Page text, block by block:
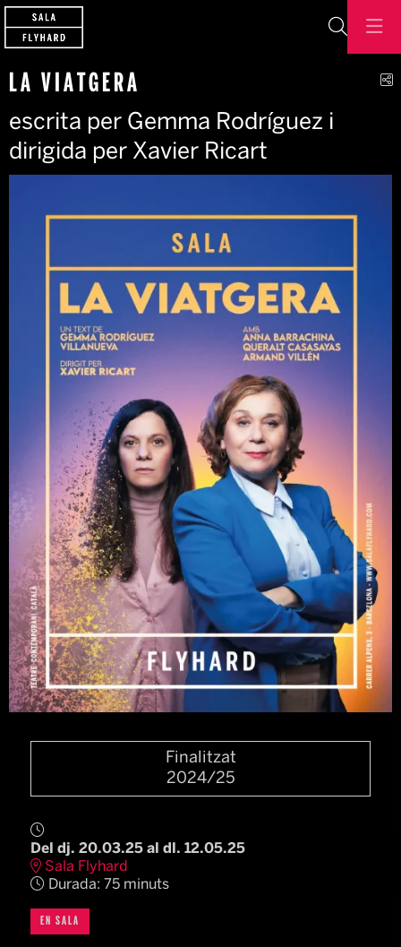
LA VIATGERA
escrita per Gemma Rodríguez i
dirigida per Xavier Ricart
Finalitzat
2024/25
Del dj. 20.03.25 al dl. 12.05.25
Sala Flyhard
Durada: 75 minuts
EN SALA